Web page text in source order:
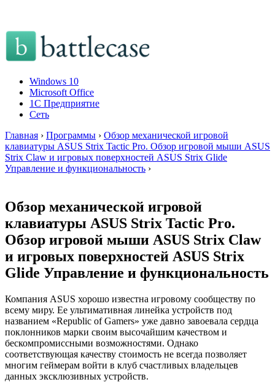
Windows 10
Microsoft Office
1C Предприятие
Сеть
Главная › Программы › Обзор механической игровой
клавиатуры ASUS Strix Tactic Pro. Обзор игровой мыши ASUS
Strix Claw и игровых поверхностей ASUS Strix Glide
Управление и функциональность ›
Обзор механической игровой
клавиатуры ASUS Strix Tactic Pro.
Обзор игровой мыши ASUS Strix Claw
и игровых поверхностей ASUS Strix
Glide Управление и функциональность
Компания ASUS хорошо известна игровому сообществу по
всему миру. Ее ультимативная линейка устройств под
названием «Republic of Gamers» уже давно завоевала сердца
поклонников марки своим высочайшим качеством и
бескомпромиссными возможностями. Однако
соответствующая качеству стоимость не всегда позволяет
многим геймерам войти в клуб счастливых владельцев
данных эксклюзивных устройств.